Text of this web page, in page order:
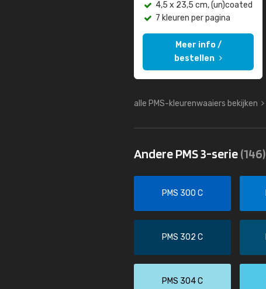
4,5 x 23,5 cm, (un)coated
7 kleuren per pagina
Meer info /
bestellen
alle PMS-kleurenwaaiers bekijken
Andere PMS 3-serie(146)
PMS 300 C
PMS 302 C
PMS 304 C